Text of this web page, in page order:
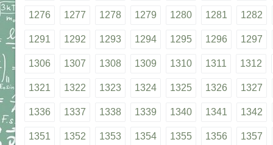
1276 1277 1278 1279 1280 1281 1282
1291 1292 1293 1294 1295 1296 1297
1306 1307 1308 1309 1310 1311 1312
1321 1322 1323 1324 1325 1326 1327
1336 1337 1338 1339 1340 1341 1342
1351 1352 1353 1354 1355 1356 1357